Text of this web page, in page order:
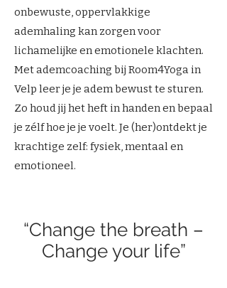
onbewuste, oppervlakkige
ademhaling kan zorgen voor
lichamelijke en emotionele klachten.
Met ademcoaching bij Room4Yoga in
Velp leer je je adem bewust te sturen.
Zo houd jij het heft in handen en bepaal
je zélf hoe je je voelt. Je (her)ontdekt je
krachtige zelf: fysiek, mentaal en
emotioneel.
“Change the breath –
Change your life”